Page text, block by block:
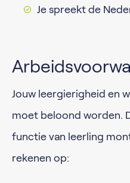
Je spreekt de
Jouw leergierigheid en
moet beloond worden.
functie van leerling
rekenen op: